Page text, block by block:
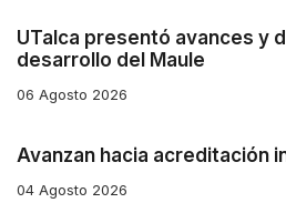
UTalca presentó avances y
desarrollo del Maule
06 Agosto 2026
Avanzan hacia acreditación
04 Agosto 2026